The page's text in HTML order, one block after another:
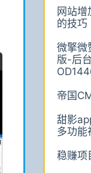
网站
的技巧
微擎微
版-后
帝国
甜影
多功能
稳赚项